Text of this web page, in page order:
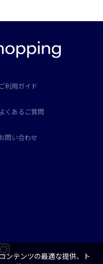
ご利用ガイド
よくあるご質問
問い合わせ
ンテンツの最適な提供、ト